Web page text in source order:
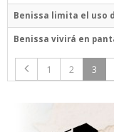
Benissa limita el uso
Benissa vivirá en
1 2 3